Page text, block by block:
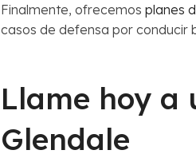
Finalmente, ofrecemos planes
casos de defensa por conducir
Llame hoy a
Glendale